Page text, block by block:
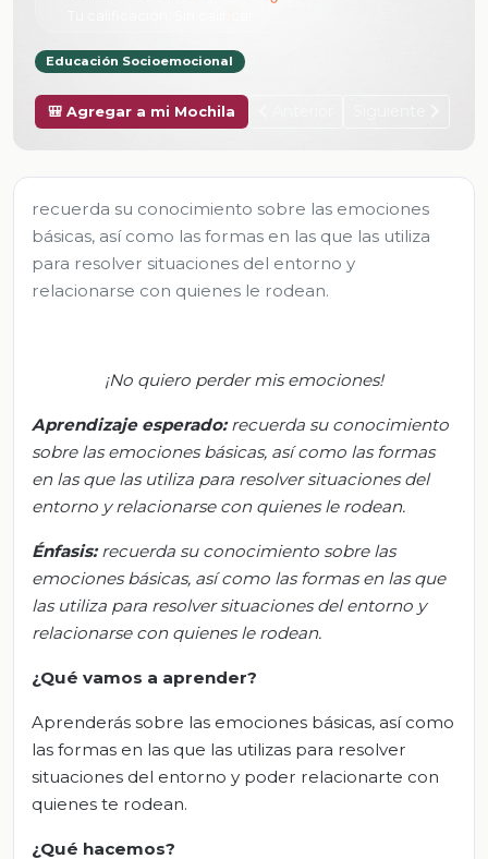
Educación Socioemocional
🎒 Agregar a mi Mochila
recuerda su conocimiento sobre las emociones
básicas, así como las formas en las que las utiliza
para resolver situaciones del entorno y
relacionarse con quienes le rodean.
¡No quiero perder mis emociones!
Aprendizaje esperado:recuerda su conocimiento
sobre las emociones básicas, así como las formas
en las que las utiliza para resolver situaciones del
entorno y relacionarse con quienes le rodean.
Énfasis:recuerda su conocimiento sobre las
emociones básicas, así como las formas en las que
las utiliza para resolver situaciones del entorno y
relacionarse con quienes le rodean.
¿Qué vamos a aprender?
Aprenderás sobre las emociones básicas, así como
las formas en las que las utilizas para resolver
situaciones del entorno y poder relacionarte con
quienes te rodean.
¿Qué hacemos?